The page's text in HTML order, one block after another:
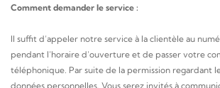
Comment demander le service :
Il suffit d’appeler notre service à la clientèle au
pendant l’horaire d’ouverture et de passer votre
téléphonique. Par suite de la permission regardant
données personnelles, Vous serez invités à